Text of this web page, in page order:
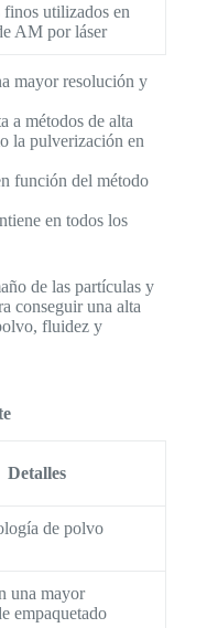
finos utilizados en
AM por láser
mayor resolución y
a métodos de alta
la pulverización en
función del método
en todos los
de las partículas y
conseguir una alta
fluidez y
Detalles
de polvo
una mayor
empaquetado